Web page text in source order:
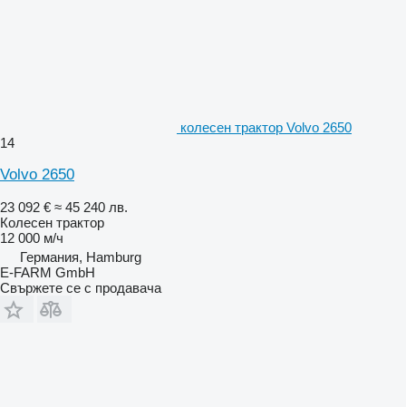
колесен трактор Volvo 2650
14
Volvo 2650
23 092 € ≈ 45 240 лв.
Колесен трактор
12 000 м/ч
Германия, Hamburg
E-FARM GmbH
Свържете се с продавача